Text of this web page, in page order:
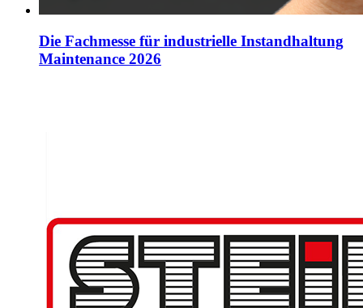
Die Fachmesse für industrielle Instandhaltung
Maintenance 2026